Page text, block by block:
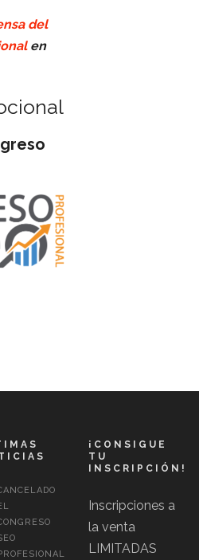
del
en
¡CONSIGUE
TU
INSCRIPCIÓN!
Inscripciones a
la venta
LIMITADAS